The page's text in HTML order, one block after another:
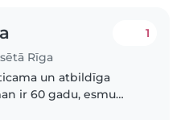
Rīga
1
un atbildīga
ir 60 gadu, esmu